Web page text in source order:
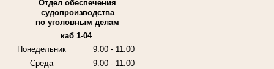
Отдел обеспечения
судопроизводства
по уголовным делам
каб 1-04
Понедельник
9:00 - 11:00
Среда
9:00 - 11:00